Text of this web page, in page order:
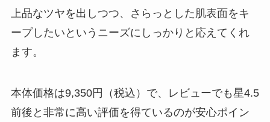
上品なツヤを出しつつ、さらっとした肌表面をキ
ープしたいというニーズにしっかりと応えてくれ
ます。
本体価格は9,350円（税込）で、レビューでも星4.5
前後と非常に高い評価を得ているのが安心ポイン